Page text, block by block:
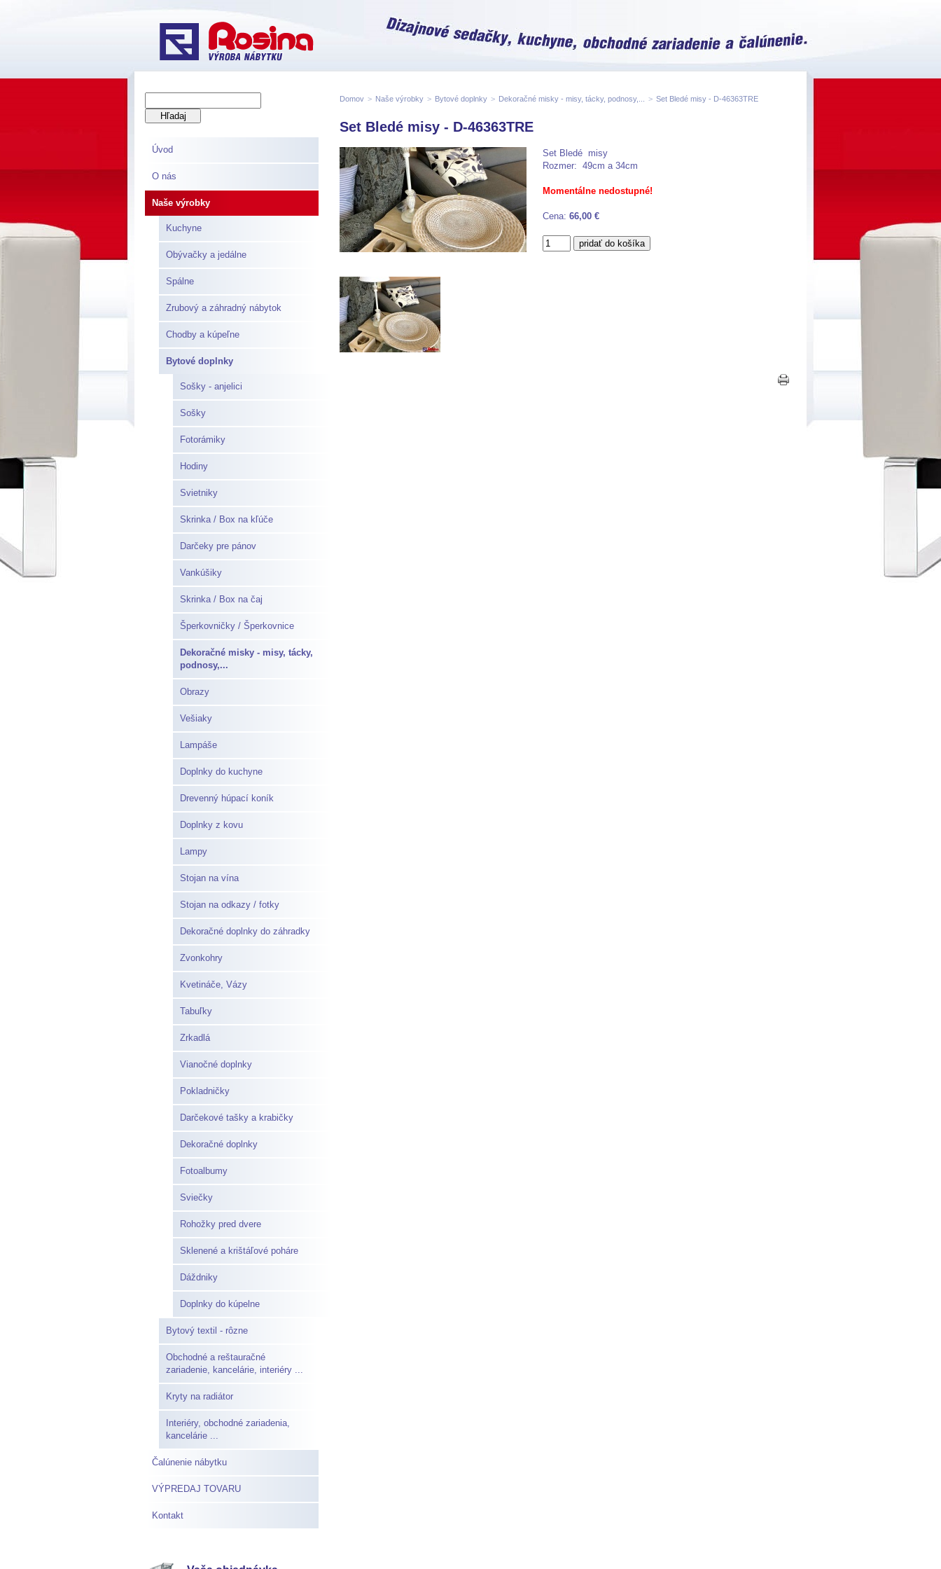
Úvod
O nás
Naše výrobky
Kuchyne
Obývačky a jedálne
Spálne
Zrubový a záhradný nábytok
Chodby a kúpeľne
Bytové doplnky
Sošky - anjelici
Sošky
Fotorámiky
Hodiny
Svietniky
Skrinka / Box na kľúče
Darčeky pre pánov
Vankúšiky
Skrinka / Box na čaj
Šperkovničky / Šperkovnice
Dekoračné misky - misy, tácky,
podnosy,...
Obrazy
Vešiaky
Lampáše
Doplnky do kuchyne
Drevenný húpací koník
Doplnky z kovu
Lampy
Stojan na vína
Stojan na odkazy / fotky
Dekoračné doplnky do záhradky
Zvonkohry
Kvetináče, Vázy
Tabuľky
Zrkadlá
Vianočné doplnky
Pokladničky
Darčekové tašky a krabičky
Dekoračné doplnky
Fotoalbumy
Sviečky
Rohožky pred dvere
Sklenené a krištáľové poháre
Dáždniky
Doplnky do kúpelne
Bytový textil - rôzne
Obchodné a reštauračné
zariadenie, kancelárie, interiéry ...
Kryty na radiátor
Interiéry, obchodné zariadenia,
kancelárie ...
Čalúnenie nábytku
VÝPREDAJ TOVARU
Kontakt
Domov > Naše výrobky > Bytové doplnky > Dekoračné misky - misy, tácky, podnosy,... > Set Bledé misy - D-46363TRE
Set Bledé misy - D-46363TRE
Set Bledé misy
Rozmer: 49cm a 34cm
Momentálne nedostupné!
Cena: 66,00 €